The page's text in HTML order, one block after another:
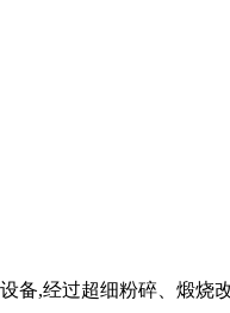
备,经过超细粉碎、煅